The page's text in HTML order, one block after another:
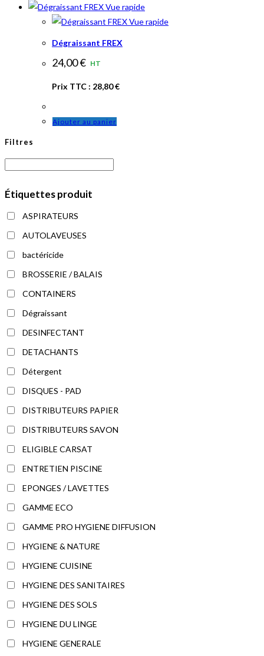
Vue rapide
Vue rapide
Dégraissant FREX
24,00€ HT
Prix TTC : 28,80€
Ajouter au panier
Filtres
Étiquettes produit
ASPIRATEURS
AUTOLAVEUSES
bactéricide
BROSSERIE / BALAIS
CONTAINERS
Dégraissant
DESINFECTANT
DETACHANTS
Détergent
DISQUES - PAD
DISTRIBUTEURS PAPIER
DISTRIBUTEURS SAVON
ELIGIBLE CARSAT
ENTRETIEN PISCINE
EPONGES / LAVETTES
GAMME ECO
GAMME PRO HYGIENE DIFFUSION
HYGIENE & NATURE
HYGIENE CUISINE
HYGIENE DES SANITAIRES
HYGIENE DES SOLS
HYGIENE DU LINGE
HYGIENE GENERALE